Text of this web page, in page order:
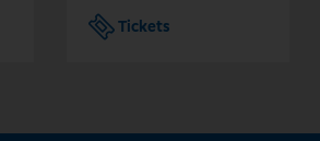
Tickets